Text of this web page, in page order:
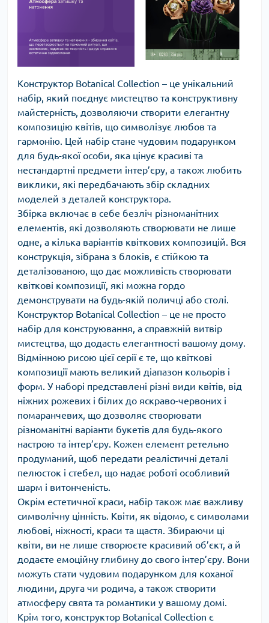
Конструктор Botanical Collection – це унікальний
набір, який поєднує мистецтво та конструктивну
майстерність, дозволяючи створити елегантну
композицію квітів, що символізує любов та
гармонію. Цей набір стане чудовим подарунком
для будь-якої особи, яка цінує красиві та
нестандартні предмети інтер’єру, а також любить
виклики, які передбачають збір складних
моделей з деталей конструктора.
Збірка включає в себе безліч різноманітних
елементів, які дозволяють створювати не лише
одне, а кілька варіантів квіткових композицій. Вся
конструкція, зібрана з блоків, є стійкою та
деталізованою, що дає можливість створювати
квіткові композиції, які можна гордо
демонструвати на будь-якій поличці або столі.
Конструктор Botanical Collection – це не просто
набір для конструювання, а справжній витвір
мистецтва, що додасть елегантності вашому дому.
Відмінною рисою цієї серії є те, що квіткові
композиції мають великий діапазон кольорів і
форм. У наборі представлені різні види квітів, від
ніжних рожевих і білих до яскраво-червоних і
помаранчевих, що дозволяє створювати
різноманітні варіанти букетів для будь-якого
настрою та інтер’єру. Кожен елемент ретельно
продуманий, щоб передати реалістичні деталі
пелюсток і стебел, що надає роботі особливий
шарм і витонченість.
Окрім естетичної краси, набір також має важливу
символічну цінність. Квіти, як відомо, є символами
любові, ніжності, краси та щастя. Збираючи ці
квіти, ви не лише створюєте красивий об’єкт, а й
додаєте емоційну глибину до свого інтер’єру. Вони
можуть стати чудовим подарунком для коханої
людини, друга чи родича, а також створити
атмосферу свята та романтики у вашому домі.
Крім того, конструктор Botanical Collection є